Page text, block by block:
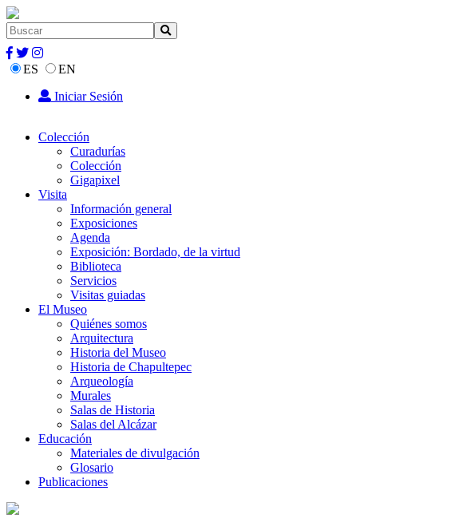
ES
EN
Iniciar Sesión
Colección
Curadurías
Colección
Gigapixel
Visita
Información general
Exposiciones
Agenda
Exposición: Bordado, de la virtud
Biblioteca
Servicios
Visitas guiadas
El Museo
Quiénes somos
Arquitectura
Historia del Museo
Historia de Chapultepec
Arqueología
Murales
Salas de Historia
Salas del Alcázar
Educación
Materiales de divulgación
Glosario
Publicaciones